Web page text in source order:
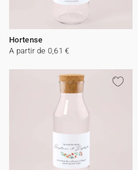
Hortense
A partir de 0,61 €